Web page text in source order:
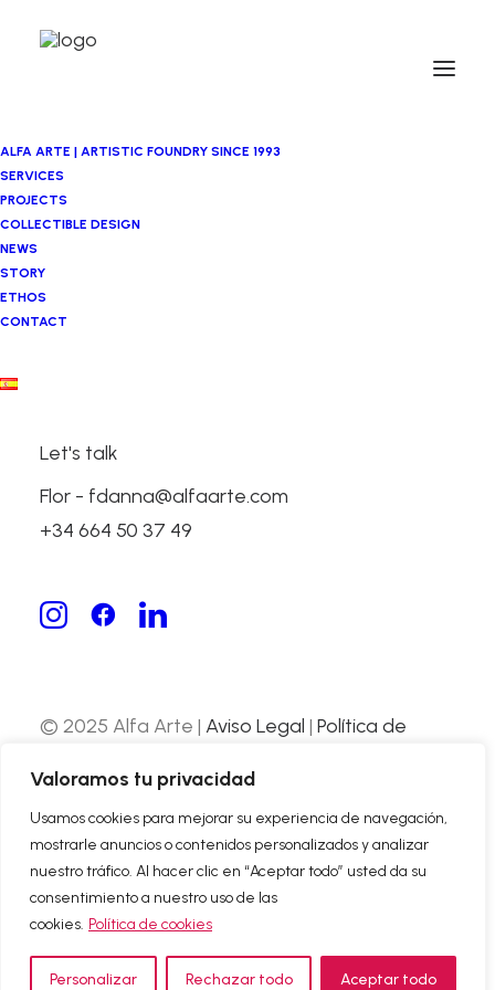
Valoramos tu privacidad
Usamos cookies para mejorar su experiencia de navegación,
mostrarle anuncios o contenidos personalizados y analizar
nuestro tráfico. Al hacer clic en “Aceptar todo” usted da su
consentimiento a nuestro uso de las
cookies. Política de cookies
Personalizar Rechazar todo Aceptar todo
ALFA ARTE | ARTISTIC FOUNDRY SINCE 1993
SERVICES
PROJECTS
COLLECTIBLE DESIGN
NEWS
STORY
ETHOS
CONTACT
Let's talk
Flor - fdanna@alfaarte.com
+34 664 50 37 49
Jose Zugasti
A LA DERIVA
© 2025 Alfa Arte | Aviso Legal | Política de
desarrollada por
ABOUT US
CONTACT